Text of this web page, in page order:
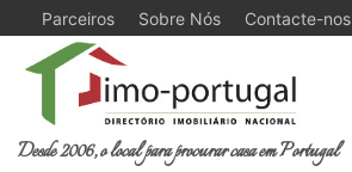
Parceiros Sobre Nós Contacte-nos
Desde 2006, o local para procurar casa em Portugal